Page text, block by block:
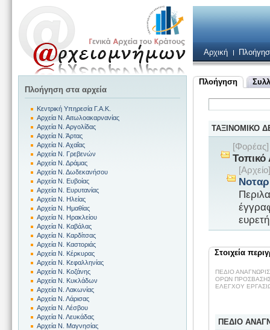
Αρχική
Πλοήγηση
ΤΑΞΙΝΟΜΙΚΟ
Στοιχεία
ΠΕΔΙΟ
ΟΡΩΝ
ΕΛΕΓΧΟΥ
ΠΕΔΙΟ
Πλοήγηση στα αρχεία
Κεντρική Υπηρεσία Γ.Α.Κ.
Αρχεία Ν. Αιτωλοακαρνανίας
Αρχεία Ν. Αργολίδας
Αρχεία Ν. Άρτας
Αρχεία Ν. Αχαΐας
Αρχεία Ν. Γρεβενών
Αρχεία Ν. Δράμας
Αρχεία Ν. Δωδεκανήσου
Αρχεία Ν. Ευβοίας
Αρχεία Ν. Ευρυτανίας
Αρχεία Ν. Ηλείας
Αρχεία Ν. Ημαθίας
Αρχεία Ν. Ηρακλείου
Αρχεία Ν. Καβάλας
Αρχεία Ν. Καρδίτσας
Αρχεία Ν. Καστοριάς
Αρχεία Ν. Κέρκυρας
Αρχεία Ν. Κεφαλληνίας
Αρχεία Ν. Κοζάνης
Αρχεία Ν. Κυκλάδων
Αρχεία Ν. Λακωνίας
Αρχεία Ν. Λάρισας
Αρχεία Ν. Λέσβου
Αρχεία Ν. Λευκάδας
Αρχεία Ν. Μαγνησίας